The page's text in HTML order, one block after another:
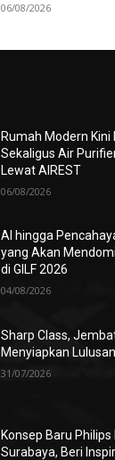
06/08/2026
Rumah Modern
Sekaligus Air
Lewat AIREST
06/08/2026
AI hingga
yang Akan
di GILF 2026
04/08/2026
Sharp Class,
Menyiapkan
31/07/2026
Konsep Baru
Surabaya, Beri